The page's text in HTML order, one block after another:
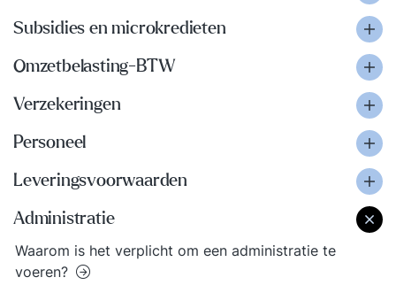
Subsidies en microkredieten
Omzetbelasting-BTW
Verzekeringen
Personeel
Leveringsvoorwaarden
Administratie
Waarom is het verplicht om een administratie te
voeren?